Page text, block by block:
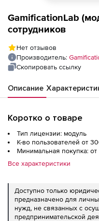
GamificationLab
сотрудников
Нет отзывов
Производитель:
Скопировать ссылку
Описание
Коротко о товаре
Тип лицензии: модуль
К-во пользователей от
Минимальная покупка: от
Все характеристики
Доступно только
предназначено для
нужд, не связанных с
предпринимательской